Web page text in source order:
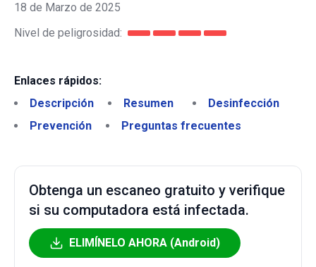
18 de Marzo de 2025
Nivel de peligrosidad:
Enlaces rápidos:
Descripción
Resumen
Desinfección
Prevención
Preguntas frecuentes
Obtenga un escaneo gratuito y verifique
si su computadora está infectada.
ELIMÍNELO AHORA (Android)